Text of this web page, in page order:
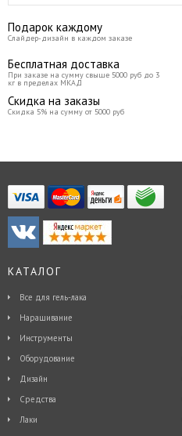
Подарок каждому
Слайдер-дизайн в каждом заказе
Бесплатная доставка
При заказе на сумму свыше 5000 руб до 3
кг в пределах МКАД
Скидка на заказы
Скидка 5% на сумму от 5000 руб
КАТАЛОГ
Все для гель-лака
Наращивание
Инструменты
Оборудование
Дизайн
Средства
Лаки